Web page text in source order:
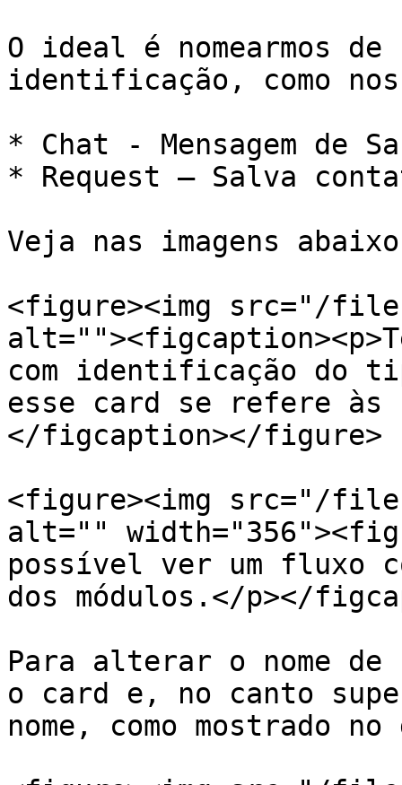
O ideal é nomearmos
identificação, como
* Chat - Mensagem de
* Request – Salva
Veja nas imagens
<figure><img src="/files/
com identificação do
esse card se refere às
</figcaption></figure>
<figure><img src="/files/
alt=""
possível ver um fluxo
dos módulos.</p></
Para alterar o nome de
o card e, no canto
nome, como mostrado